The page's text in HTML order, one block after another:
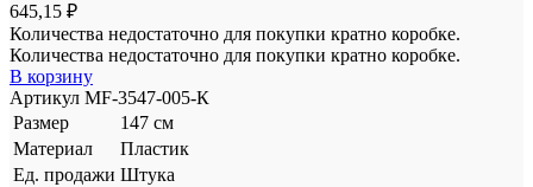
645,15 ₽
Количества недостаточно для покупки кратно коробке.
Количества недостаточно для покупки кратно коробке.
В корзину
Артикул MF-3547-005-К
Размер
147 см
Материал
Пластик
Ед. продажи Штука